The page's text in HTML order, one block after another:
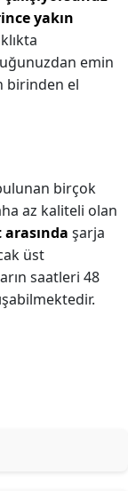
yakın
emin
birinden el
birçok
az kaliteli olan
arasında şarja
üst
saatleri 48